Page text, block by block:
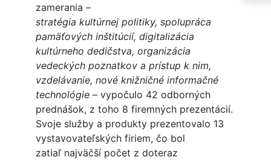
zamerania –
stratégia kultúrnej politiky, spolupráca
pamäťových inštitúcií, digitalizácia
kultúrneho dedičstva, organizácia
vedeckých poznatkov a prístup k nim,
vzdelávanie, nové knižničné informačné
technológie– vypočulo 42 odborných
prednášok, z toho 8 firemných prezentácií.
Svoje služby a produkty prezentovalo 13
vystavovateľských firiem, čo bol
zatiaľ najväčší počet z doteraz